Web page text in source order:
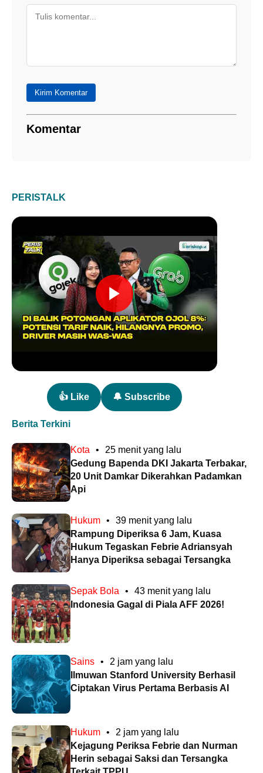
Kirim Komentar
Komentar
PERISTALK
👍 Like 🔔 Subscribe
Berita Terkini
Kota •
25 menit yang lalu
Gedung Bapenda DKI Jakarta Terbakar,
20 Unit Damkar Dikerahkan Padamkan
Api
Hukum •
39 menit yang lalu
Rampung Diperiksa 6 Jam, Kuasa
Hukum Tegaskan Febrie Adriansyah
Hanya Diperiksa sebagai Tersangka
Sepak Bola •
43 menit yang lalu
Indonesia Gagal di Piala AFF 2026!
Sains •
2 jam yang lalu
Ilmuwan Stanford University Berhasil
Ciptakan Virus Pertama Berbasis AI
Hukum •
2 jam yang lalu
Kejagung Periksa Febrie dan Nurman
Herin sebagai Saksi dan Tersangka